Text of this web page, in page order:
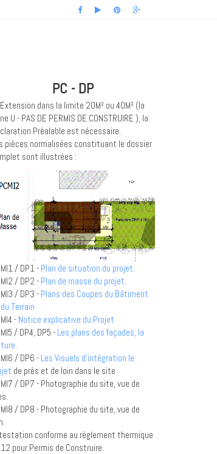
PC - DP
Extension dans la limite 20M² ou 40M² (la
U - PAS DE PERMIS DE CONSTRUIRE ), la
Préalable est nécessaire.
pièces normalisées constituant le dossier
sont illustrées :
/ DP1 - Plan de situation du projet.
/ DP2 - Plan de masse du projet.
/ DP3 - Plans des Coupes du Bâtiment
Terrain
- Notice explicative du Projet
/ DP4, DP5 - Les plans des façades, la
/ DP6 - Les Visuels d'intégration le
de près et de loin dans le site
/ DP7 - Photographie du site, vue de
/ DP8 - Photographie du site, vue de
conforme au règlement thermique
pour Permis de Construire.